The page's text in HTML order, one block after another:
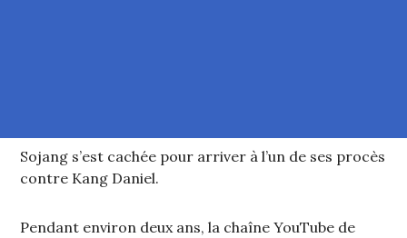
Sojang s’est cachée pour arriver à l’un de ses procès
contre Kang Daniel.
Pendant environ deux ans, la chaîne YouTube de